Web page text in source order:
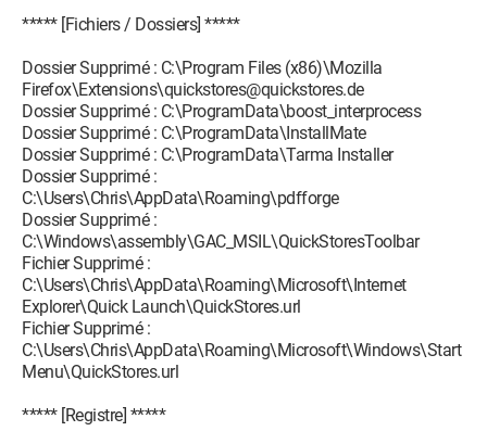
C:\Windows\System32\svchost.exe
(IKEEXT) - Unknown owner -
C:\Windows\system32\svchost.exe
O23 - Service:
@%systemroot%\system32\IPBusEnum.dll,-102 (IPBusEnum)
- Unknown owner - C:\Windows\system32\svchost.exe
O23 - Service: @keyiso.dll,-100 (KeyIso) - Unknown owner -
C:\Windows\system32\lsass.exe (file missing)
O23 - Service: @comres.dll,-2946 (KtmRm) - Unknown owner -
C:\Windows\System32\svchost.exe
O23 - Service: @%systemroot%\system32\wkssvc.dll,-100
(LanmanWorkstation) - Unknown owner -
C:\Windows\System32\svchost.exe
O23 - Service: @%SystemRoot%\system32\lltdres.dll,-1
(lltdsvc) - Unknown owner -
C:\Windows\System32\svchost.exe
(lmhosts) - Unknown owner -
***** [Fichiers / Dossiers] *****
Dossier Supprimé : C:\Program Files (x86)\Mozilla
Firefox\Extensions\quickstores@quickstores.de
Dossier Supprimé : C:\ProgramData\boost_interprocess
Dossier Supprimé : C:\ProgramData\InstallMate
Dossier Supprimé : C:\ProgramData\Tarma Installer
Dossier Supprimé :
C:\Users\Chris\AppData\Roaming\pdfforge
Dossier Supprimé :
C:\Windows\assembly\GAC_MSIL\QuickStoresToolbar
Fichier Supprimé :
C:\Users\Chris\AppData\Roaming\Microsoft\Internet
Explorer\Quick Launch\QuickStores.url
Fichier Supprimé :
C:\Users\Chris\AppData\Roaming\Microsoft\Windows\Start
Menu\QuickStores.url
***** [Registre] *****